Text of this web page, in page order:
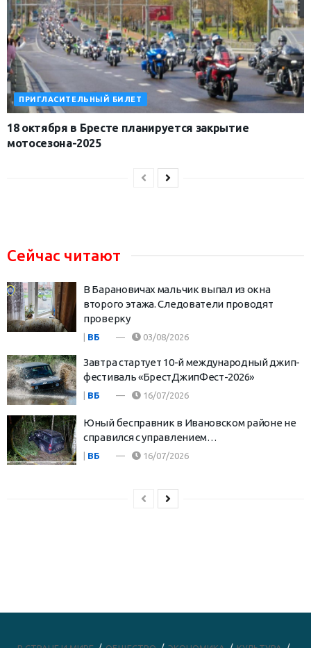
ПРИГЛАСИТЕЛЬНЫЙ БИЛЕТ
18 октября в Бресте планируется закрытие
мотосезона-2025
Сейчас читают
В Барановичах мальчик выпал из окна
второго этажа. Следователи проводят
проверку
ВБ 03/08/2026
Завтра стартует 10-й международный джип-
фестиваль «БрестДжипФест-2026»
ВБ 16/07/2026
Юный бесправник в Ивановском районе не
справился с управлением…
ВБ 16/07/2026